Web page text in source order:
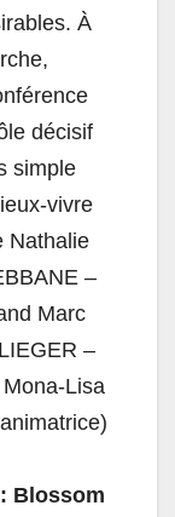
À
décisif
simple
vivre
Nathalie
–
Marc
–
Lisa
Blossom